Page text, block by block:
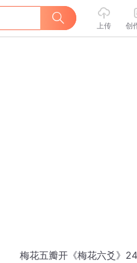
上传 创
梅花五瓣开《梅花六爻》24